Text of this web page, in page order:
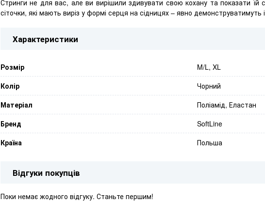
Стринги не для вас, але ви вирішили здивувати свою кохану та показати їй
сіточки, які мають виріз у формі серця на сідницях – явно демонструватимуть
Характеристики
Розмір
M/L, XL
Колір
Чорний
Матеріал
Поліамід, Еластан
Бренд
SoftLine
Країна
Польша
Відгуки покупців
Поки немає жодного відгуку. Станьте першим!